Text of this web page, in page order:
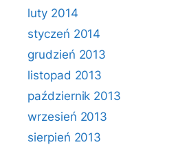
luty 2014
styczeń 2014
grudzień 2013
listopad 2013
październik 2013
wrzesień 2013
sierpień 2013